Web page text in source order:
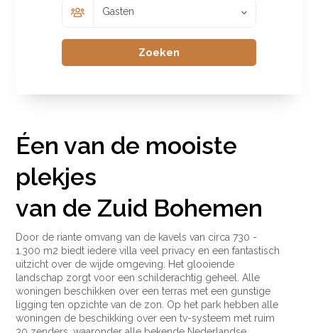
Gasten
Zoeken
Éen van de mooiste
plekjes
van de Zuid Bohemen
Door de riante omvang van de kavels van circa 730 -
1.300 m2 biedt iedere villa veel privacy en een fantastisch
uitzicht over de wijde omgeving. Het glooiende
landschap zorgt voor een schilderachtig geheel. Alle
woningen beschikken over een terras met een gunstige
ligging ten opzichte van de zon. Op het park hebben alle
woningen de beschikking over een tv-systeem met ruim